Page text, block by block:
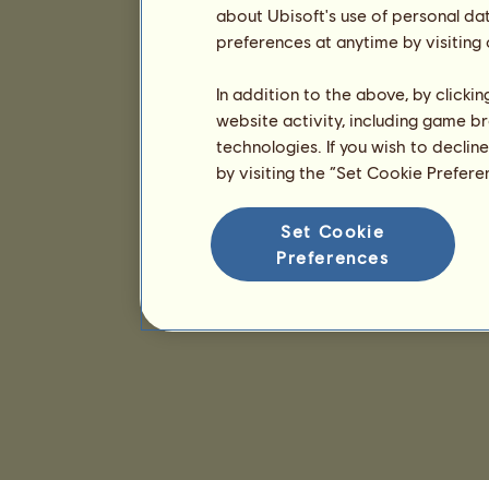
about Ubisoft's use of personal
preferences at anytime by
In addition to the above, by
website activity, including game
technologies. If you wish to
by visiting the “Set Cookie
Set Cookie
Preferences